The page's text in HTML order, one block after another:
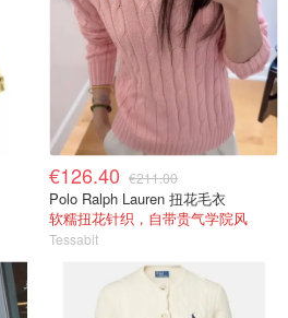
€126.40 €211.00
Polo Ralph Lauren 扭花毛衣
软糯扭花针织，自带贵气学院风
Tessabit